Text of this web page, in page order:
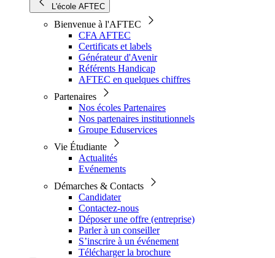
L'école AFTEC
Bienvenue à l'AFTEC
CFA AFTEC
Certificats et labels
Générateur d'Avenir
Référents Handicap
AFTEC en quelques chiffres
Partenaires
Nos écoles Partenaires
Nos partenaires institutionnels
Groupe Eduservices
Vie Étudiante
Actualités
Evénements
Démarches & Contacts
Candidater
Contactez-nous
Déposer une offre (entreprise)
Parler à un conseiller
S’inscrire à un événement
Télécharger la brochure